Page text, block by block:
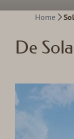
Home
De